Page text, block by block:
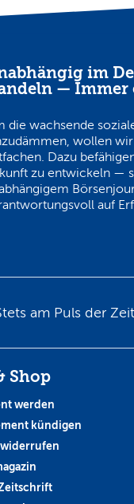
im
— Immer
die wachsende
wollen
Dazu
zu entwickeln —
auf
am Puls der Zeit
Shop
werden
kündigen